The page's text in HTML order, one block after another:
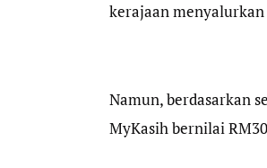
kerajaan
Namun, berdasarkan
MyKasih bernilai